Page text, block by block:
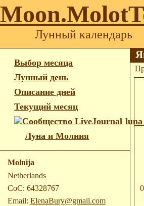
Лунный календарь
Выбор месяца
Лунный день
Описание дней
Текущий месяц
Луна и Молния
Molnija
Netherlands
CoC: 64328767
Email: ElenaBury@gmail.com